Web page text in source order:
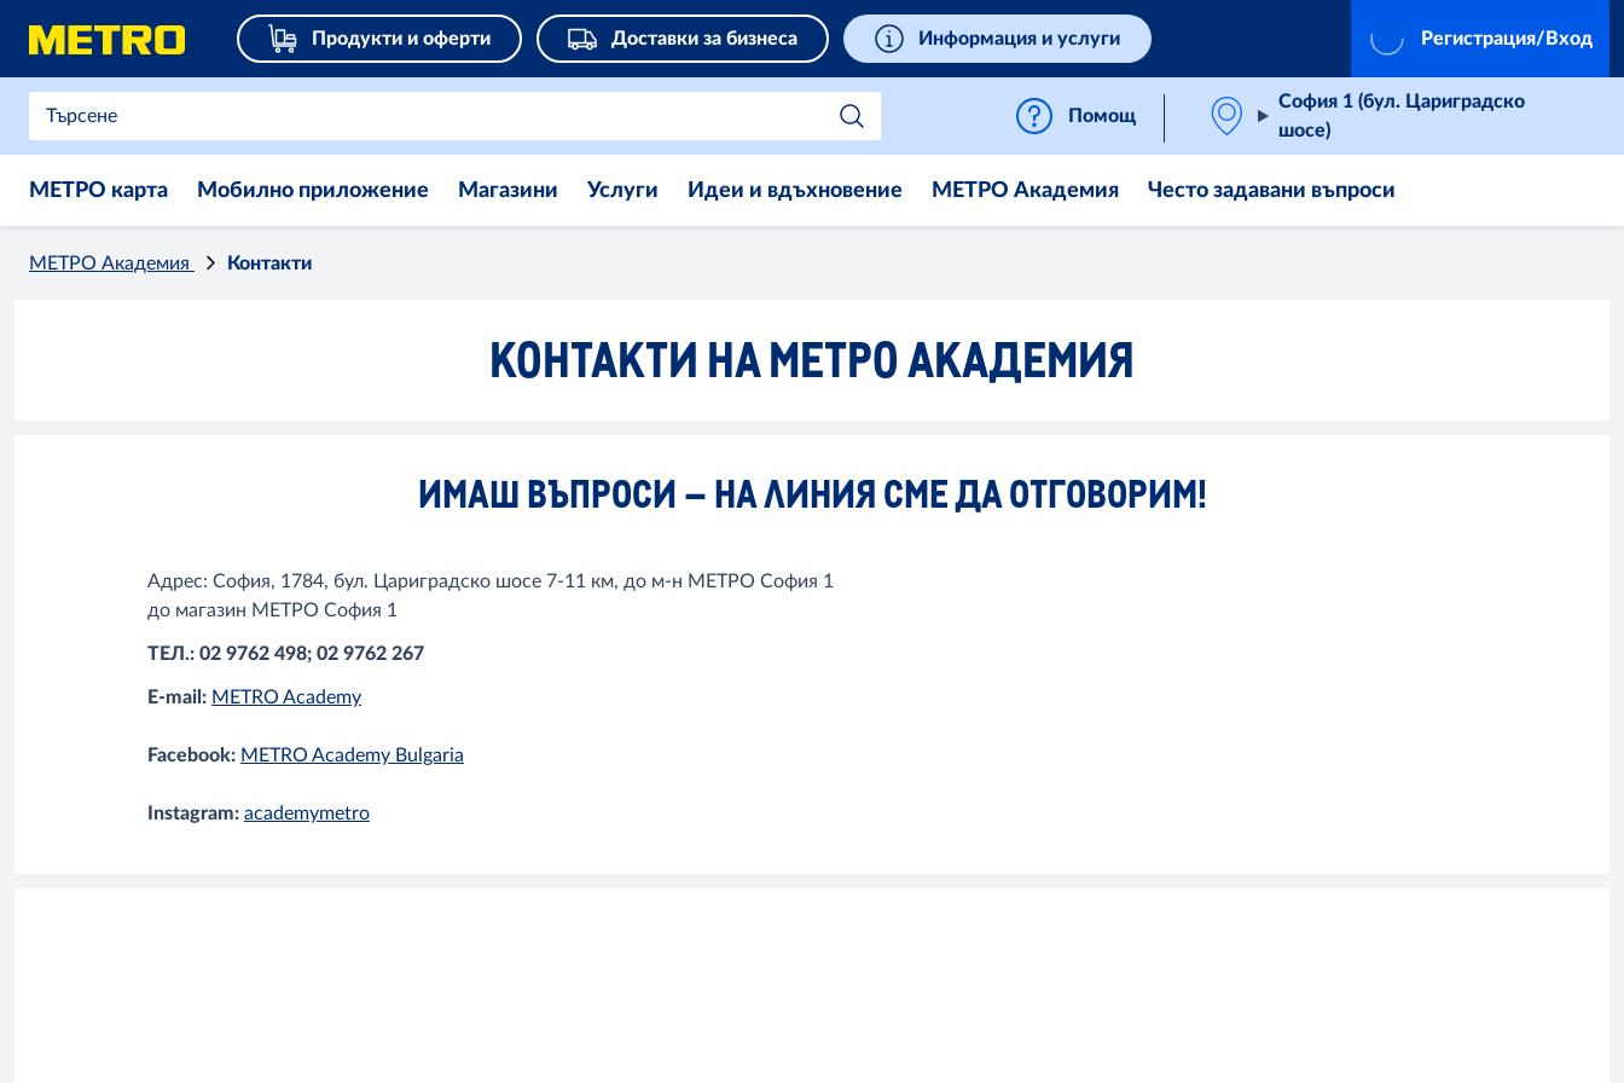
Продукти и оферти Доставки за бизнеса Информация и услуги Регистрация/Вход
Помощ
София 1 (бул. Цариградско
шосе)
МЕТРО карта Мобилно приложение Магазини Услуги Идеи и вдъхновение МЕТРО Академия Често задавани въпроси
МЕТРО Академия Контакти
КОНТАКТИ НА МЕТРО АКАДЕМИЯ
ИМАШ ВЪПРОСИ – НА ЛИНИЯ СМЕ ДА ОТГОВОРИМ!
Адрес: София, 1784, бул. Цариградско шосе 7-11 км, до м-н МЕТРО София 1
до магазин МЕТРО София 1
ТЕЛ.: 02 9762 498; 02 9762 267
E-mail: METRO Academy
Facebook: METRO Academy Bulgaria
Instagram: academymetro